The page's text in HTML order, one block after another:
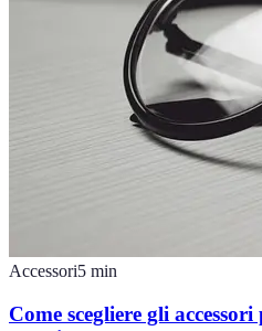
Accessori5 min
Come scegliere gli